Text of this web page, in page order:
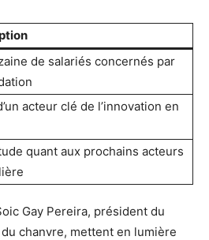
de salariés concernés par
acteur clé de l’innovation en
quant aux prochains acteurs
Gay Pereira, président du
chanvre, mettent en lumière